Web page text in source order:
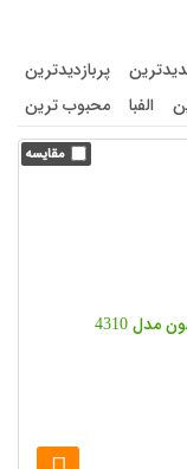
پربازدیدترین
الفبا محبوب ترین